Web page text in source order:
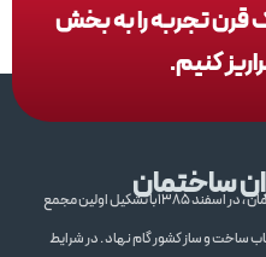
قرن تجربه را به بخش
کنیم.
ساختمانانجمن تولیدکنندگان و فنآوران صنعتی ساختمان ، در اسفند 1385با تشکیل اولین مجمع
ساخت و ساز کشور گام نهاد . در شرایط